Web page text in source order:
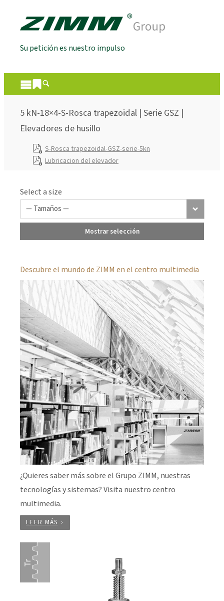
Su petición es nuestro impulso
5 kN-18×4-S-Rosca trapezoidal | Serie GSZ |
Elevadores de husillo
S-Rosca trapezoidal-GSZ-serie-5kn
Lubricacion del elevador
Select a size
Mostrar selección
Descubre el mundo de ZIMM en el centro multimedia
¿Quieres saber más sobre el Grupo ZIMM, nuestras
tecnologías y sistemas? Visita nuestro centro
multimedia.
LEER MÁS